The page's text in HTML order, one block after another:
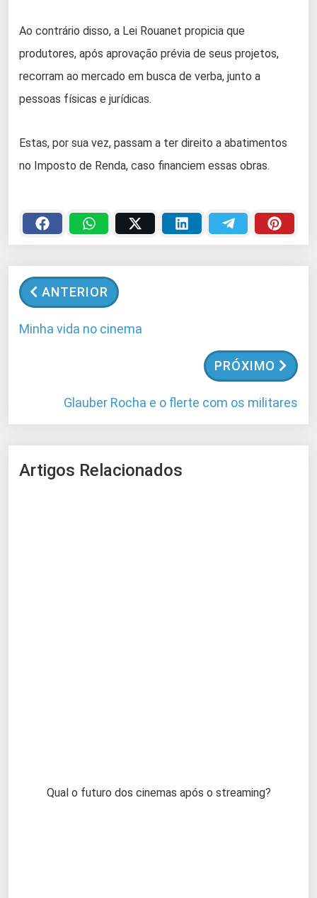
Ao contrário disso, a Lei Rouanet propicia que
produtores, após aprovação prévia de seus projetos,
recorram ao mercado em busca de verba, junto a
pessoas físicas e jurídicas.
Estas, por sua vez, passam a ter direito a abatimentos
no Imposto de Renda, caso financiem essas obras.
ANTERIOR
Minha vida no cinema
PRÓXIMO
Glauber Rocha e o flerte com os militares
Artigos Relacionados
Qual o futuro dos cinemas após o streaming?